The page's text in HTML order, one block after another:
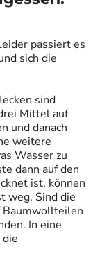
passiert es
sich die
sind
Mittel auf
und danach
weitere
Wasser zu
dann auf den
ist, können
weg. Sind die
Baumwollteilen
In eine